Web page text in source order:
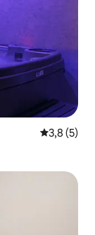
Évaluation
3,8 (5)